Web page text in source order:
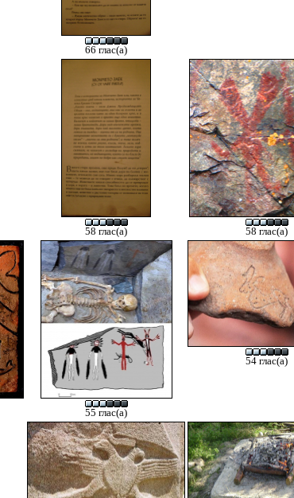
66 глас(а)
58 глас(а) 58 глас(а)
55 глас(а)
54 глас(а)